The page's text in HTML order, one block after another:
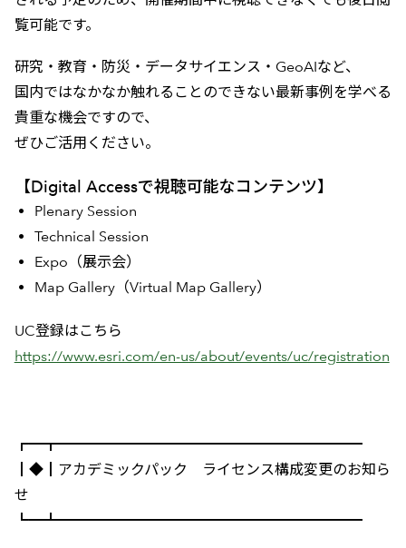
覧可能です。
研究・教育・防災・データサイエンス・GeoAIなど、
国内ではなかなか触れることのできない最新事例を学べる
貴重な機会ですので、
ぜひご活用ください。
【Digital Accessで視聴可能なコンテンツ】
Plenary Session
Technical Session
Expo（展示会）
Map Gallery（Virtual Map Gallery）
UC登録はこちら
https://www.esri.com/en-us/about/events/uc/registration
┏━┳━━━━━━━━━━━━━━━━━━━━━
┃◆┃アカデミックパック ライセンス構成変更のお知ら
せ
┗━┻━━━━━━━━━━━━━━━━━━━━━